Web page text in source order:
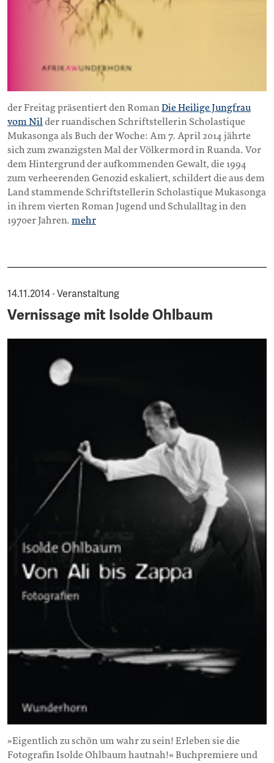
der Freitag präsentiert den RomanDie Heilige Jungfrau
vom Nilder ruandischen Schriftstellerin Scholastique
Mukasonga als Buch der Woche: Am 7. April 2014 jährte
sich zum zwanzigsten Mal der Völkermord in Ruanda. Vor
dem Hintergrund der aufkommenden Gewalt, die 1994
zum verheerenden Genozid eskaliert, schildert die aus dem
Land stammende Schriftstellerin Scholastique Mukasonga
in ihrem vierten Roman Jugend und Schulalltag in den
1970er Jahren. mehr
14.11.2014 · Veranstaltung
Vernissage mit Isolde Ohlbaum
»Eigentlich zu schön um wahr zu sein! Erleben sie die
Fotografin Isolde Ohlbaum hautnah!« Buchpremiere und